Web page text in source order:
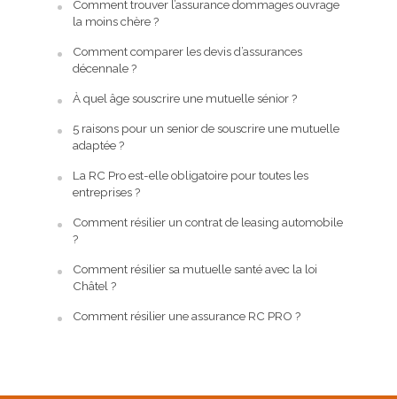
Comment trouver l’assurance dommages ouvrage
la moins chère ?
Comment comparer les devis d’assurances
décennale ?
À quel âge souscrire une mutuelle sénior ?
5 raisons pour un senior de souscrire une mutuelle
adaptée ?
La RC Pro est-elle obligatoire pour toutes les
entreprises ?
Comment résilier un contrat de leasing automobile
?
Comment résilier sa mutuelle santé avec la loi
Châtel ?
Comment résilier une assurance RC PRO ?